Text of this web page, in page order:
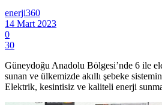
enerji360
14 Mart 2023
0
30
Güneydoğu Anadolu Bölgesi’nde 6 ile
sunan ve ülkemizde akıllı şebeke
Elektrik, kesintisiz ve kaliteli enerji